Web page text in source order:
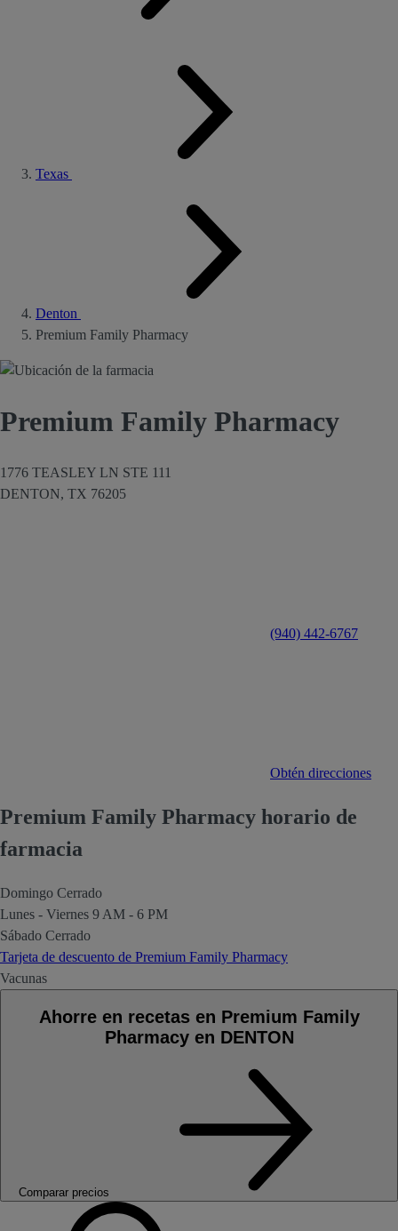
Texas
Denton
Premium Family Pharmacy
Premium Family Pharmacy
1776 TEASLEY LN STE 111
DENTON, TX 76205
(940) 442-6767
Obtén direcciones
Premium Family Pharmacy horario de
farmacia
Domingo Cerrado
Lunes - Viernes 9 AM - 6 PM
Sábado Cerrado
Tarjeta de descuento de Premium Family Pharmacy
Vacunas
Ahorre en recetas en Premium Family
Pharmacy en DENTON
Comparar precios